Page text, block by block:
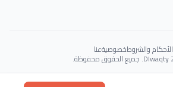
الأحكام والشروطخصوصيةعنا
Powered byGAIT